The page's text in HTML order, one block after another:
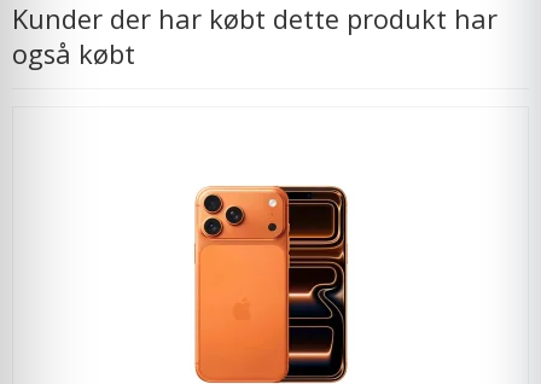
Kunder der har købt dette produkt har
også købt